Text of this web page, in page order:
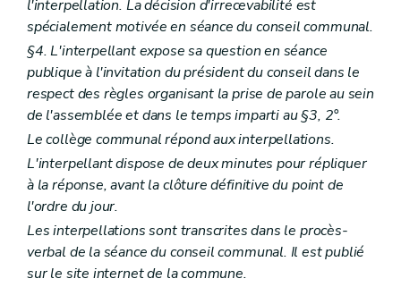
Art.L2212-29
Art. L2212-30
Art. L2212-31
Sous-section 4 Attributions du conseil provincial
Art. L2212-32
Art. L2212-33
Art. L2212-34
Art. L2212-35
Art. L2212-36
Art. L2212-37
Art. L2212-38
Section 3
Art. L2212-39
Art. L2212-40
Art. L2212-41
l'interpellation. La décision d'irrecevabilité est
spécialement motivée en séance du conseil communal.
§4. L'interpellant expose sa question en séance
publique à l'invitation du président du conseil dans le
respect des règles organisant la prise de parole au sein
de l'assemblée et dans le temps imparti au §3, 2°.
Le collège communal répond aux interpellations.
L'interpellant dispose de deux minutes pour répliquer
à la réponse, avant la clôture définitive du point de
l'ordre du jour.
Les interpellations sont transcrites dans le procès-
verbal de la séance du conseil communal. Il est publié
sur le site internet de la commune.